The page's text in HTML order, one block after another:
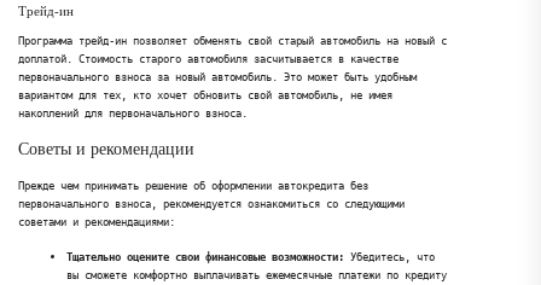
Трейд-ин
Программа трейд-ин позволяет обменять свой старый автомобиль на новый с
доплатой. Стоимость старого автомобиля засчитывается в качестве
первоначального взноса за новый автомобиль. Это может быть удобным
вариантом для тех, кто хочет обновить свой автомобиль, не имея
накоплений для первоначального взноса.
Советы и рекомендации
Прежде чем принимать решение об оформлении автокредита без
первоначального взноса, рекомендуется ознакомиться со следующими
советами и рекомендациями:
Тщательно оцените свои финансовые возможности: Убедитесь, что
вы сможете комфортно выплачивать ежемесячные платежи по кредиту